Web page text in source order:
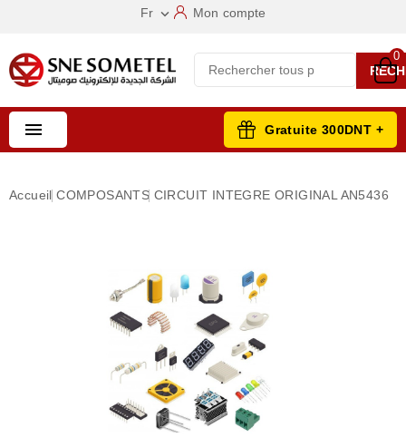
Fr  Mon compte
0
 Gratuite 300DNT +
Accueil COMPOSANTS CIRCUIT INTEGRE ORIGINAL AN5436